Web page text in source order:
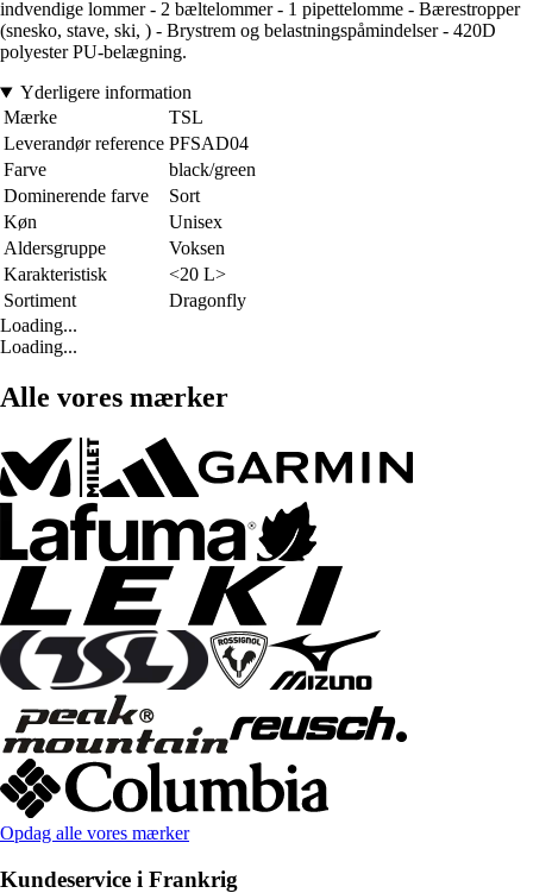
indvendige lommer - 2 bæltelommer - 1 pipettelomme - Bærestropper
(snesko, stave, ski, ) - Brystrem og belastningspåmindelser - 420D
polyester PU-belægning.
Yderligere information
Mærke
TSL
Leverandør reference PFSAD04
Farve
black/green
Dominerende farve
Sort
Køn
Unisex
Aldersgruppe
Voksen
Karakteristisk
<20 L>
Sortiment
Dragonfly
Loading...
Loading...
Alle vores mærker
Opdag alle vores mærker
Kundeservice i Frankrig